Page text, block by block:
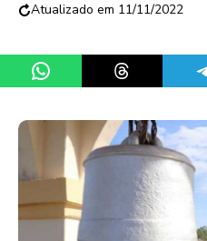
11/11/2022
Share on WhatsApp
Share on